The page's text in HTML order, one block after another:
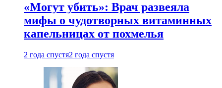
«Могут убить»: Врач развеяла
мифы о чудотворных витаминных
капельницах от похмелья
2 года спустя2 года спустя